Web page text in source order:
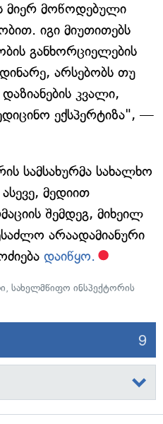
მიერ მოწოდებული
იგი მიუთითებს
განხორციელების
არსებობს თუ
კვალი,
ექსპერტიზა", —
სამსახურმა სახალხო
მედიით
შემდეგ, მიხეილ
არაადამიანური
დაიწყო.
, სახელმწიფო ინსპექტორის
9